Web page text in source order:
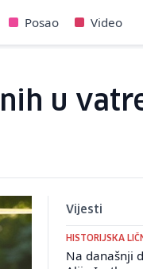
Posao Video
u
Vijesti
HISTORIJSKA
Na današnji